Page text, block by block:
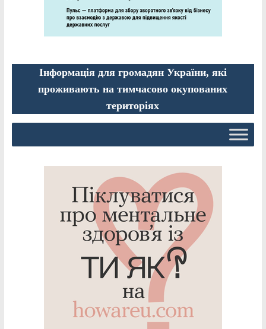
Інформація для громадян України, які
проживають на тимчасово окупованих
територіях